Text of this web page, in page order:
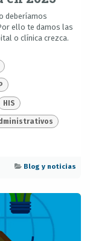
deberíamos
ello te damos las
o clínica crezca.
HIS
Blog y noticias